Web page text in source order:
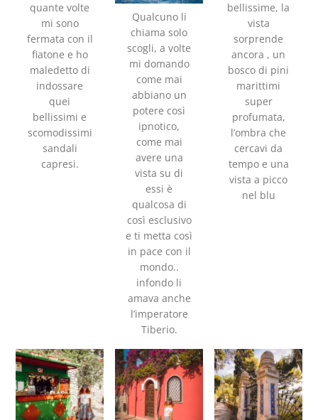
quante volte
mi sono
fermata con il
fiatone e ho
maledetto di
indossare
quei
bellissimi e
scomodissimi
sandali
capresi.
Qualcuno li
chiama solo
scogli, a volte
mi domando
come mai
abbiano un
potere così
ipnotico,
come mai
avere una
vista su di
essi è
qualcosa di
così esclusivo
e ti metta così
in pace con il
mondo..
infondo li
amava anche
l’imperatore
Tiberio.
bellissime, la
vista
sorprende
ancora , un
bosco di pini
marittimi
super
profumata,
l’ombra che
cercavi da
tempo e una
vista a picco
nel blu